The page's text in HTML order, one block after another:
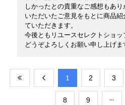
しかったとの貴重なご感想もあり
いただいたご意見をもとに商品
ていただきます。
今後ともリユースセレクトショ
どうぞよろしくお願い申し上げま
​1 ​2 ​3
​8 ​9